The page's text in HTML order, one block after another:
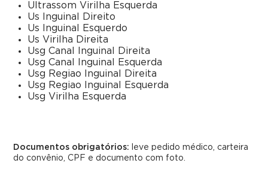
Ultrassom Virilha Esquerda
Us Inguinal Direito
Us Inguinal Esquerdo
Us Virilha Direita
Usg Canal Inguinal Direita
Usg Canal Inguinal Esquerda
Usg Regiao Inguinal Direita
Usg Regiao Inguinal Esquerda
Usg Virilha Esquerda
Documentos obrigatórios:
leve pedido médico, carteira
do convênio, CPF e documento com foto.